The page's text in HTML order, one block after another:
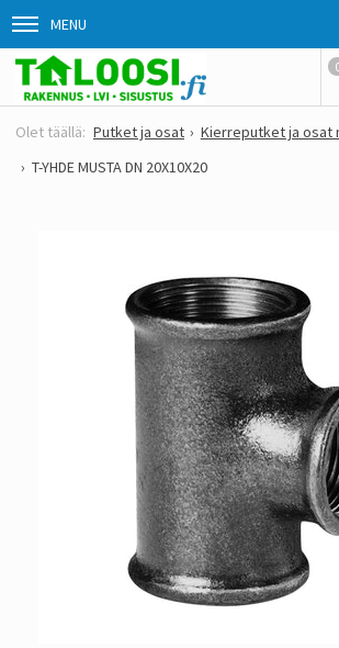
MENU
Putket ja osat
Kierreputket ja osat
T-YHDE MUSTA DN 20X10X20